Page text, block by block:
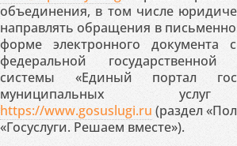
объединения, в том числе
направлять обращения в
форме электронного документа
федеральной государственной
системы «Единый портал
муниципальных
https://www.gosuslugi.ru (раздел
«Госуслуги. Решаем вместе»).